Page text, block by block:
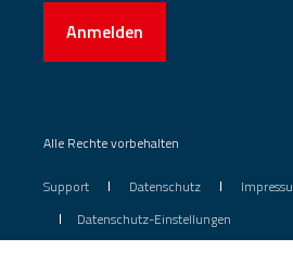
Anmelden
Alle Rechte vorbehalten
Support Datenschutz
Datenschutz-Einstellungen